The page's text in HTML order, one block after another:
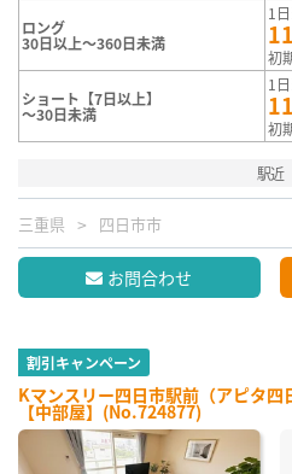
ロング
30日以上～360日未満
1
初
ショート【7日以上】
～30日未満
1
初
駅近
三重県 四日市市
お問合わせ
割引キャンペーン
Kマンスリー四日市駅前（アピタ四
【中部屋】(No.724877)